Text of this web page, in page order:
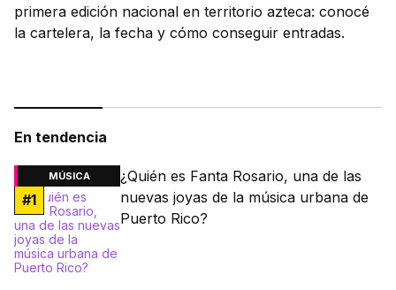
primera edición nacional en territorio azteca: conocé
la cartelera, la fecha y cómo conseguir entradas.
En tendencia
MÚSICA
#1
¿Quién es Fanta Rosario, una de las
nuevas joyas de la música urbana de
Puerto Rico?